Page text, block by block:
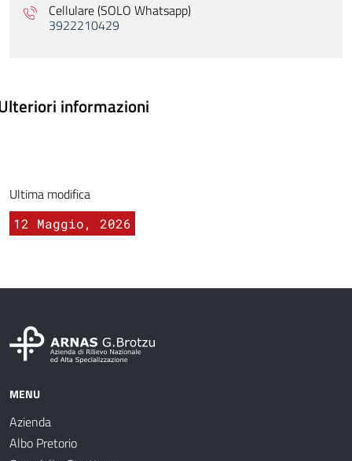
Cellulare (SOLO Whatsapp)
3922210429
informazioni
Ultima modifica
12 Maggio, 2026
MENU
Azienda
Albo Pretorio